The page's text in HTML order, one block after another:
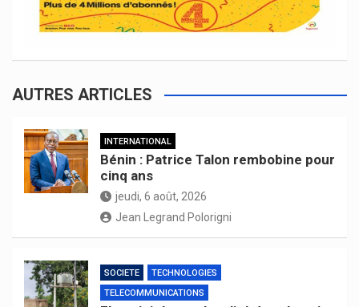
AUTRES ARTICLES
INTERNATIONAL
Bénin : Patrice Talon rembobine pour
cinq ans
jeudi, 6 août, 2026
Jean Legrand Polorigni
SOCIETE
TECHNOLOGIES
TELECOMMUNICATIONS